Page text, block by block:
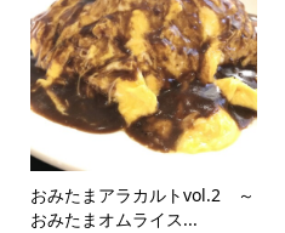
おみたまアラカルトvol.2 ～
おみたまオムライス...